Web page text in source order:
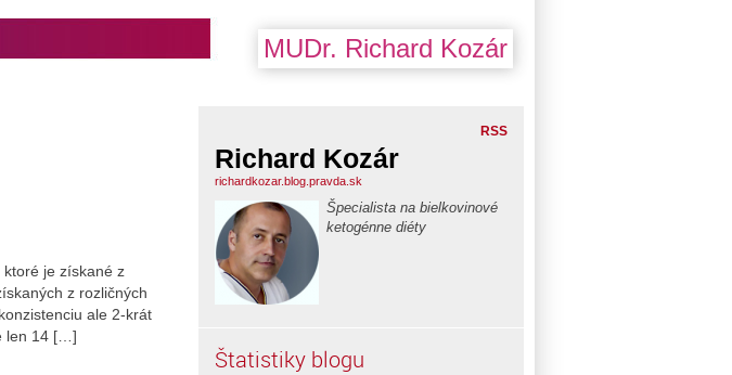
MUDr. Richard Kozár
je získané z
z rozličných
ale 2-krát
len 14 […]
RSS
Richard Kozár
richardkozar.blog.pravda.sk
Špecialista na bielkovinové
ketogénne diéty
Štatistiky blogu